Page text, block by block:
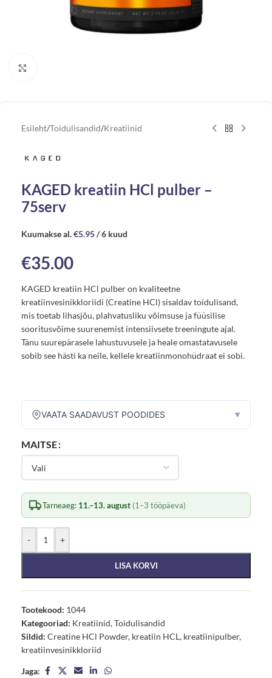
Esileht/Toidulisandid/Kreatiinid
KAGED kreatiin HCl pulber –
75serv
Kuumakse al.€5.95/ 6 kuud
€35.00
KAGED kreatiin HCl pulber on kvaliteetne
kreatiinvesinikkloriidi (Creatine HCl) sisaldav toidulisand,
mis toetab lihasjõu, plahvatusliku võimsuse ja füüsilise
sooritusvõime suurenemist intensiivsete treeningute ajal.
Tänu suurepärasele lahustuvusele ja heale omastatavusele
sobib see hästi ka neile, kellele kreatiinmonohüdraat ei sobi.
VAATA SAADAVUST POODIDES ▼
MAITSE
Tarneaeg: 11.–13. august (1–3 tööpäeva)
- +
LISA KORVI
Tootekood: 1044
Kategooriad: Kreatiinid,Toidulisandid
Sildid: Creatine HCl Powder, kreatiin HCL, kreatiinipulber,
kreatiinvesinikkloriid
Jaga: